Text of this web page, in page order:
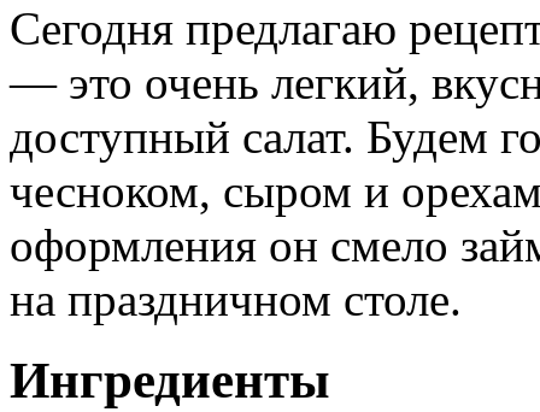
Сегодня предлагаю
— это очень легкий,
доступный салат. Будем
чесноком, сыром и
оформления он смело
на праздничном столе.
Ингредиенты